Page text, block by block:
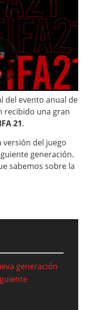
del evento anual de
recibido una gran
21.
versión del juego
generación.
sabemos sobre la
generación